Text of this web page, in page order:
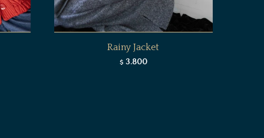
Rainy Jacket
$ 3.800